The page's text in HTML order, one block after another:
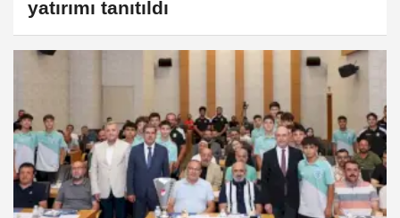
yatırımı tanıtıldı